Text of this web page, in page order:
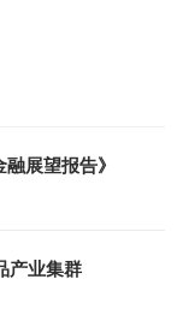
展望报告》
产业集群